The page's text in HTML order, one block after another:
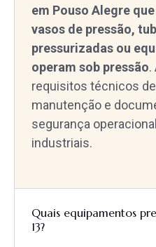
em Pouso Alegre
vasos de pressão,
pressurizadas ou
operam sob pressão.
requisitos técnicos
manutenção e
segurança
industriais.
Quais equipamentos
13?